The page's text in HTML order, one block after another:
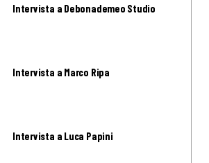
Intervista a Debonademeo Studio
Intervista a Marco Ripa
Intervista a Luca Papini